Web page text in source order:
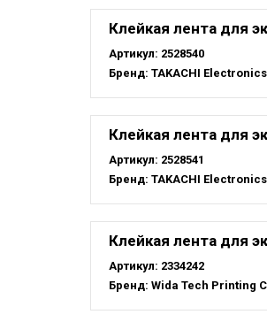
Клейкая лента для
Артикул: 2528540
Бренд: TAKACHI
Клейкая лента для
Артикул: 2528541
Бренд: TAKACHI
Клейкая лента для
Артикул: 2334242
Бренд: Wida Tech Printing